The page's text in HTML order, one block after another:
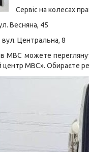
Сервіс на колесах
Весняна, 45
Центральна, 8
МВС можете
МВС». Обираєте